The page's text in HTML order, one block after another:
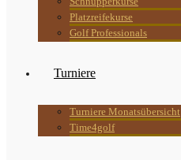
Platzreifekurse
Golf Professionals
Turniere
Turniere Monatsübersicht
Time4golf